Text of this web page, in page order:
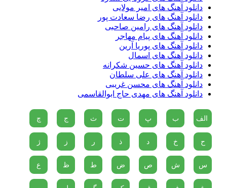
دانلود آهنگ های امیر مولایی
دانلود آهنگ های رضا سعادت پور
دانلود آهنگ های رامین صاحبی
دانلود آهنگ های پیام مهاجر
دانلود آهنگ های پوریا آرین
دانلود آهنگ های اسمال
دانلود آهنگ های حسین شکرانه
دانلود آهنگ های علی سلطان
دانلود آهنگ های محسن غریبی
دانلود آهنگ های مهدی حاج ابوالقاسمی
الف ب پ ت ث ج چ
ح خ د ذ ر ز ژ
س ش ص ض ط ظ ع